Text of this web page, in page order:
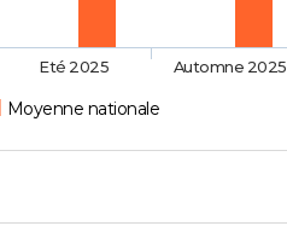
Moyenne nationale
Eté 2025 Automne 2025